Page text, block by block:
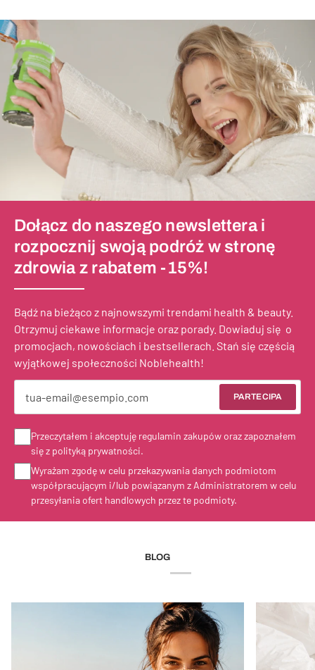
Dołącz do naszego newslettera i
rozpocznij swoją podróż w stronę
zdrowia z rabatem -15%!
Bądź na bieżąco z najnowszymi trendami health & beauty.
Otrzymuj ciekawe informacje oraz porady. Dowiaduj się o
promocjach, nowościach i bestsellerach. Stań się częścią
wyjątkowej społeczności Noblehealth!
PARTECIPA
Przeczytałem i akceptuję regulamin zakupów oraz zapoznałem
się z polityką prywatności.
Wyrażam zgodę w celu przekazywania danych podmiotom
współpracującym i/lub powiązanym z Administratorem w celu
przesyłania ofert handlowych przez te podmioty.
BLOG